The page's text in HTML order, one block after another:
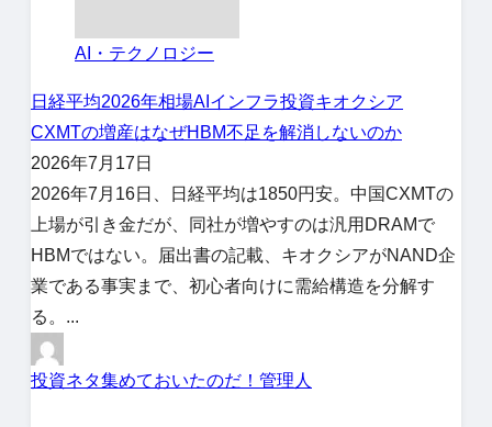
AI・テクノロジー
日経平均2026年相場AIインフラ投資キオクシア
CXMTの増産はなぜHBM不足を解消しないのか
2026年7月17日
2026年7月16日、日経平均は1850円安。中国CXMTの
上場が引き金だが、同社が増やすのは汎用DRAMで
HBMではない。届出書の記載、キオクシアがNAND企
業である事実まで、初心者向けに需給構造を分解す
る。...
投資ネタ集めておいたのだ！管理人